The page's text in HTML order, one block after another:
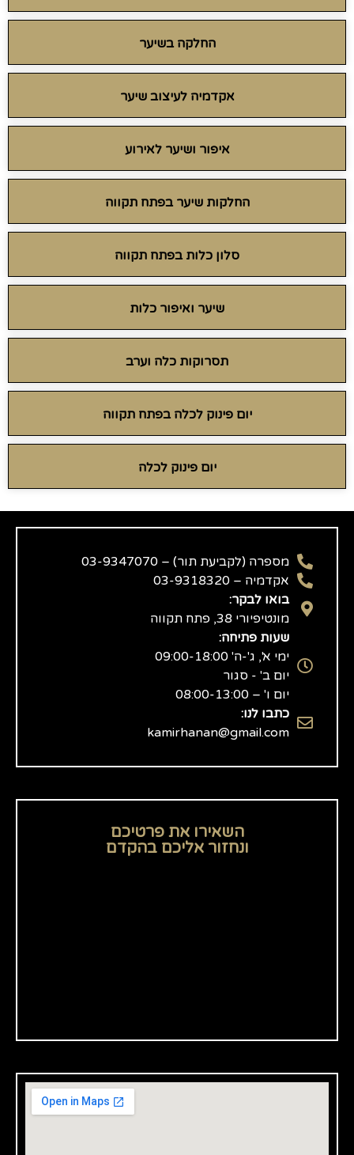
החלקה בשיער
אקדמיה לעיצוב שיער
איפור ושיער לאירוע
החלקות שיער בפתח תקווה
סלון כלות בפתח תקווה
שיער ואיפור כלות
תסרוקות כלה וערב
יום פינוק לכלה בפתח תקווה
יום פינוק לכלה
מספרה (לקביעת תור) – 03-9347070
אקדמיה – 03-9318320
בואו לבקר:
מונטיפיורי 38, פתח תקווה
שעות פתיחה:
ימי א', ג'-ה' 09:00-18:00
יום ב' - סגור
יום ו' – 08:00-13:00
כתבו לנו:
kamirhanan@gmail.com
השאירו את פרטיכם
ונחזור אליכם בהקדם